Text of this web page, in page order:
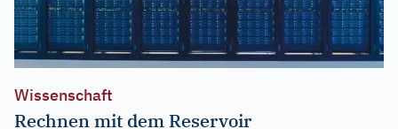
Wissenschaft
Rechnen mit dem Reservoir